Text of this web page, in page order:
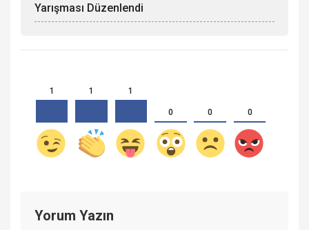
Yarışması Düzenlendi
1 1 1
0 0 0
Yorum Yazın